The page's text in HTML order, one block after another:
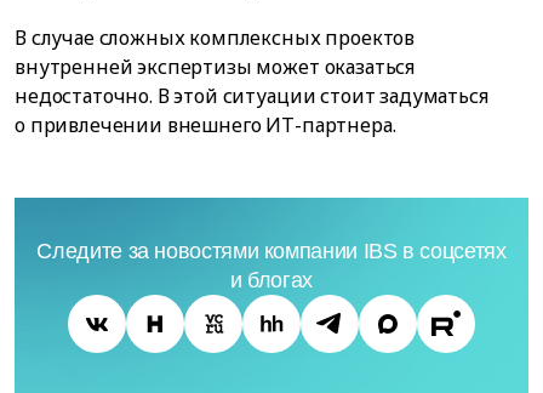
В случае сложных комплексных проектов
внутренней экспертизы может оказаться
недостаточно. В этой ситуации стоит задуматься
о привлечении внешнего ИТ-партнера.
Следите за новостями компании IBS в соцсетях
и блогах